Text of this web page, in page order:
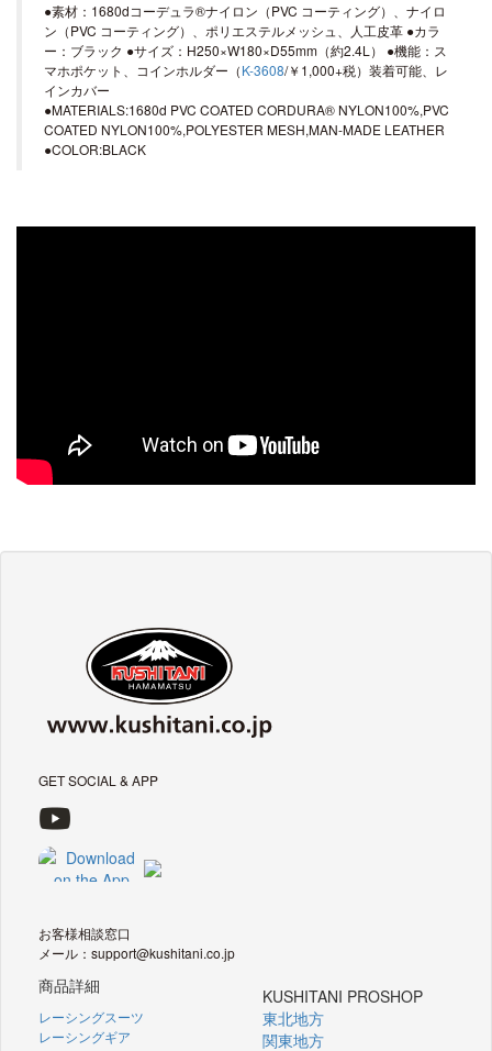
●素材：1680dコーデュラ®ナイロン（PVC コーティング）、ナイロ
ン（PVC コーティング）、ポリエステルメッシュ、人工皮革 ●カラ
ー：ブラック ●サイズ：H250×W180×D55mm（約2.4L） ●機能：ス
マホポケット、コインホルダー（K-3608/￥1,000+税）装着可能、レ
インカバー
●MATERIALS:1680d PVC COATED CORDURA® NYLON100%,PVC
COATED NYLON100%,POLYESTER MESH,MAN-MADE LEATHER
●COLOR:BLACK
GET SOCIAL & APP
お客様相談窓口
メール：support@kushitani.co.jp
商品詳細
レーシングスーツ
レーシングギア
KUSHITANI PROSHOP
東北地方
関東地方